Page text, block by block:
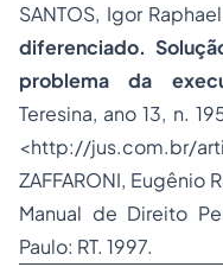
SANTOS, Igor
diferenciado.
problema da
Teresina, ano 13, n.
<http://jus.com.br/
ZAFFARONI, Eugênio
Manual de Direito
Paulo: RT. 1997.